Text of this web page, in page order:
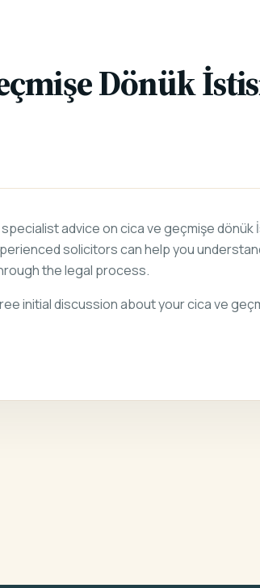
Dönük
advice on cica ve geçmişe dönük
solicitors can help you
the legal process.
initial discussion about your cica ve